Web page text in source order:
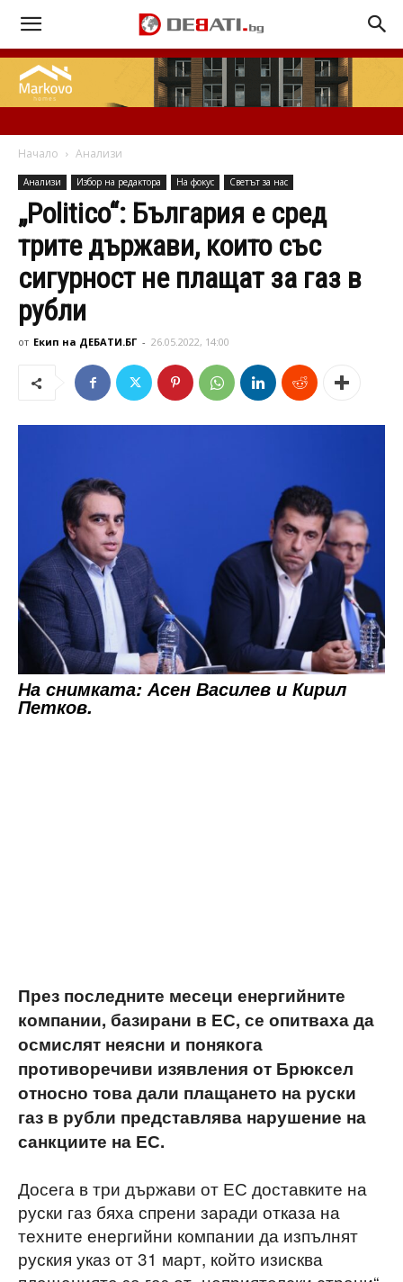
Начало Анализи
Анализи Избор на редактора На фокус Свeтът за нас
„Politico“: България е сред
трите държави, които със
сигурност не плащат за газ в
рубли
от Екип на ДЕБАТИ.БГ - 26.05.2022, 14:00
На снимката: Асен Василев и Кирил
Петков.
През последните месеци енергийните
компании, базирани в ЕС, се опитваха да
осмислят неясни и понякога
противоречиви изявления от Брюксел
относно това дали плащането на руски
газ в рубли представлява нарушение на
санкциите на ЕС.
Досега в три държави от ЕС доставките на
руски газ бяха спрени заради отказа на
техните енергийни компании да изпълнят
руския указ от 31 март, който изисква